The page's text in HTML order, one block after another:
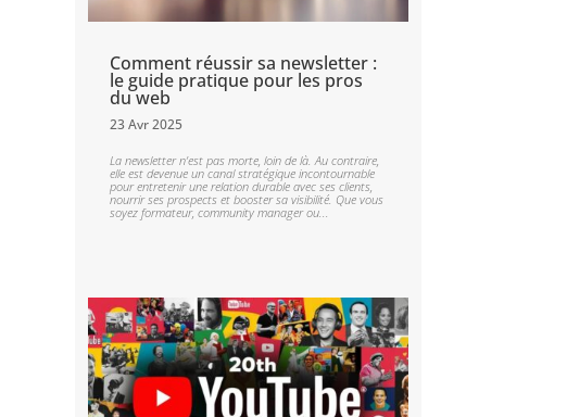
Comment réussir sa newsletter :
le guide pratique pour les pros
du web
23 Avr 2025
La newsletter n’est pas morte, loin de là. Au contraire,
elle est devenue un canal stratégique incontournable
pour entretenir une relation durable avec ses clients,
nourrir ses prospects et booster sa visibilité. Que vous
soyez formateur, community manager ou...